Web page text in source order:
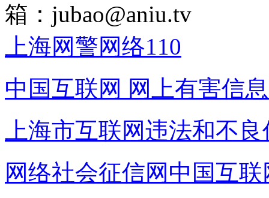
箱： jubao@aniu.tv
上海网警网络110
中国互联网 网上有害信
上海市互联网违法和不
网络社会征信网 中国互